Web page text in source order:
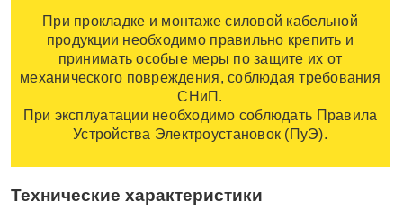
При прокладке и монтаже силовой кабельной
продукции необходимо правильно крепить и
принимать особые меры по защите их от
механического повреждения, соблюдая требования
СНиП.
При эксплуатации необходимо соблюдать Правила
Устройства Электроустановок (ПуЭ).
Технические характеристики